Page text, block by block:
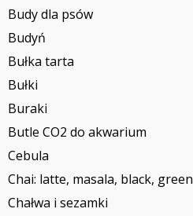
Budy dla psów
Budyń
Bułka tarta
Bułki
Buraki
Butle CO2 do akwarium
Cebula
Chai: latte, masala, black, green
Chałwa i sezamki